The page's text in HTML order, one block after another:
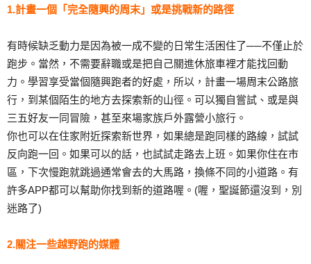
1.計畫一個「完全隨興的周末」或是挑戰新的路徑
有時候缺乏動力是因為被一成不變的日常生活困住了──不僅止於
跑步。當然，不需要辭職或是把自己關進休旅車裡才能找回動
力。學習享受當個隨興跑者的好處，所以，計畫一場周末公路旅
行，到某個陌生的地方去探索新的山徑。可以獨自嘗試、或是與
三五好友一同冒險，甚至來場家族戶外露營小旅行。
你也可以在住家附近探索新世界，如果總是跑同樣的路線，試試
反向跑一回。如果可以的話，也試試走路去上班。如果你住在市
區，下次慢跑就跳過通常會去的大馬路，換條不同的小道路。有
許多APP都可以幫助你找到新的道路喔。(喔，聖誕節還沒到，別
迷路了)
2.關注一些越野跑的媒體